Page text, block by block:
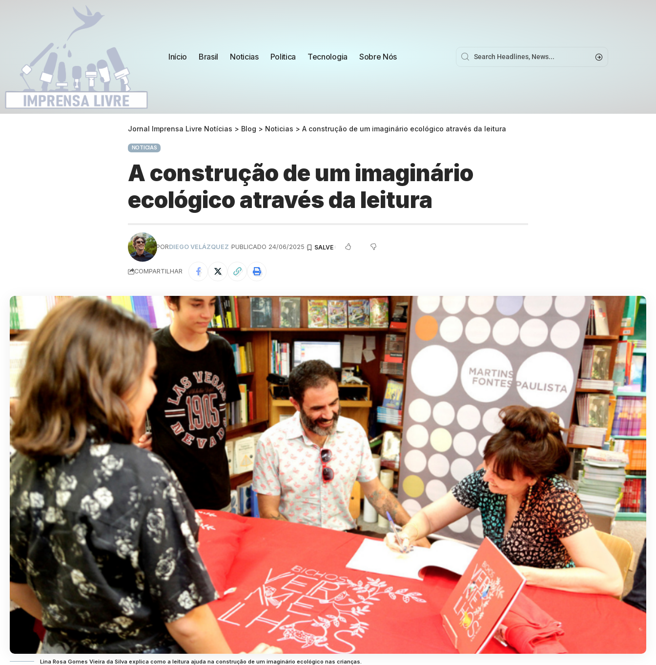
Início Brasil Noticias Politica Tecnologia Sobre Nós
Jornal Imprensa Livre Notícias > Blog > Noticias > A construção de um imaginário ecológico através da leitura
NOTICIAS
A construção de um imaginário
ecológico através da leitura
PORDIEGO VELÁZQUEZ PUBLICADO 24/06/2025
COMPARTILHAR
Lina Rosa Gomes Vieira da Silva explica como a leitura ajuda na construção de um imaginário ecológico nas crianças.